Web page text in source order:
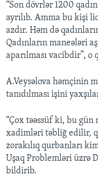
“Son dövrlər 1200
ayrılıb. Amma bu kişi
azdır. Həm də
Qadınların maneələri
aparılması vacibdir”, o
A.Veysəlova həmçinin
tanıdılması işini
“Çox təəssüf ki, bu gün
xadimləri təbliğ edilir,
zorakılıq qurbanları
Uşaq Problemləri üzrə
bildirib.